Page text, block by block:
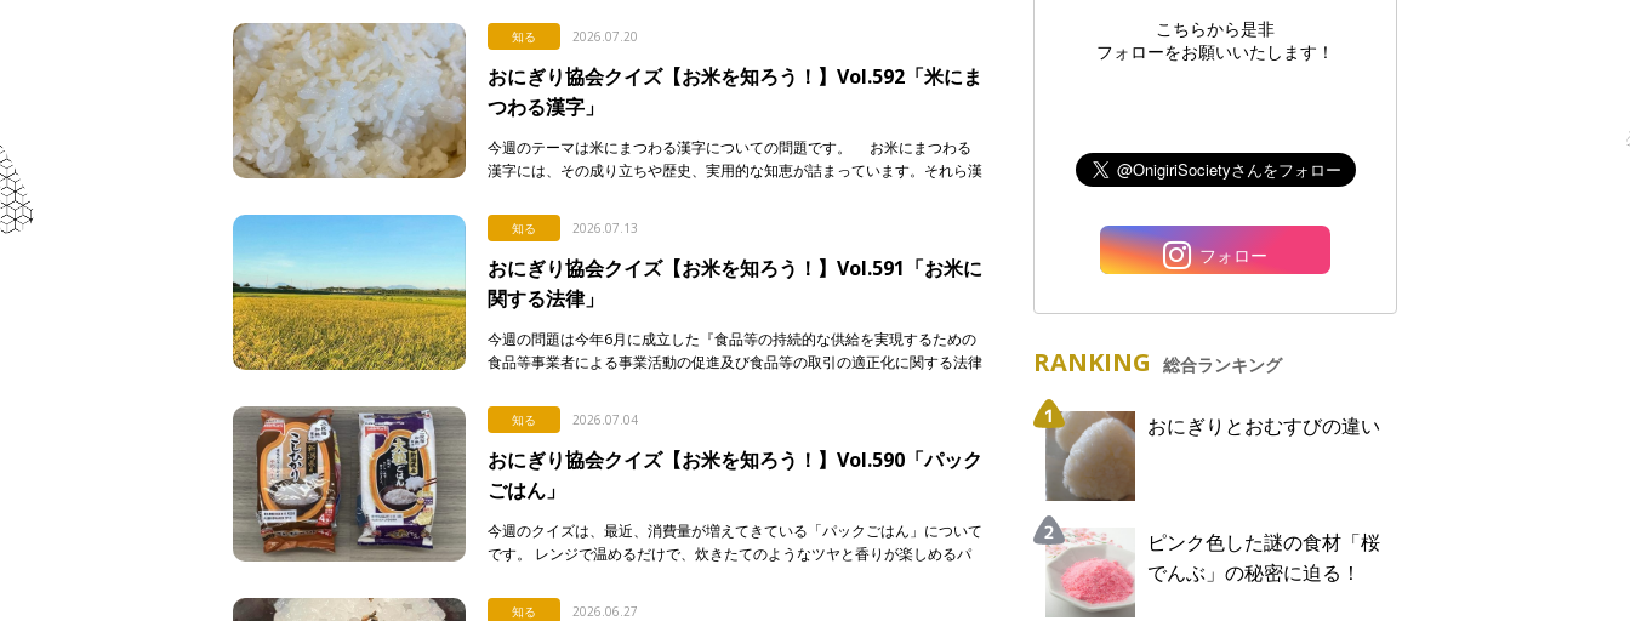
知る 2026.07.20
おにぎり協会クイズ【お米を知ろう！】Vol.592「米にま
つわる漢字」
今週のテーマは米にまつわる漢字についての問題です。 お米にまつわる
漢字には、その成り立ちや歴史、実用的な知恵が詰まっています。それら漢
知る 2026.07.13
おにぎり協会クイズ【お米を知ろう！】Vol.591「お米に
関する法律」
今週の問題は今年6月に成立した『食品等の持続的な供給を実現するための
食品等事業者による事業活動の促進及び食品等の取引の適正化に関する法律
知る 2026.07.04
おにぎり協会クイズ【お米を知ろう！】Vol.590「パック
ごはん」
今週のクイズは、最近、消費量が増えてきている「パックごはん」について
です。 レンジで温めるだけで、炊きたてのようなツヤと香りが楽しめるパ
[…]
知る 2026.06.27
こちらから是非
フォローをお願いいたします！
フォロー
RANKING 総合ランキング
おにぎりとおむすびの違い
ピンク色した謎の食材「桜
でんぶ」の秘密に迫る！